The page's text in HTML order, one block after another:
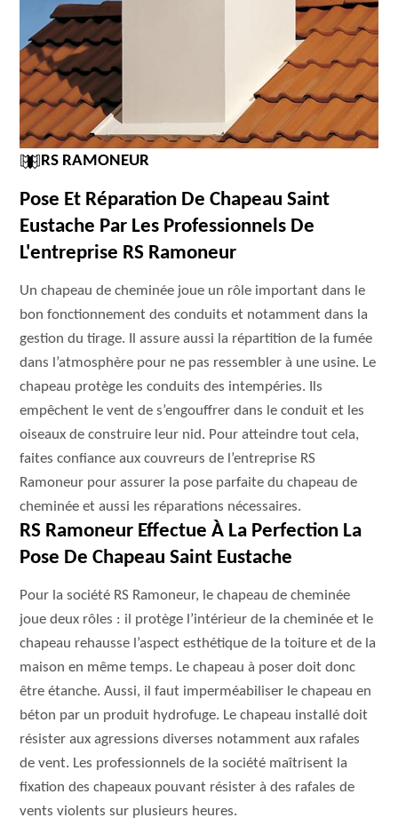
RS RAMONEUR
Pose Et Réparation De Chapeau Saint
Eustache Par Les Professionnels De
L'entreprise RS Ramoneur
Un chapeau de cheminée joue un rôle important dans le
bon fonctionnement des conduits et notamment dans la
gestion du tirage. Il assure aussi la répartition de la fumée
dans l’atmosphère pour ne pas ressembler à une usine. Le
chapeau protège les conduits des intempéries. Ils
empêchent le vent de s’engouffrer dans le conduit et les
oiseaux de construire leur nid. Pour atteindre tout cela,
faites confiance aux couvreurs de l’entreprise RS
Ramoneur pour assurer la pose parfaite du chapeau de
cheminée et aussi les réparations nécessaires.
RS Ramoneur Effectue À La Perfection La
Pose De Chapeau Saint Eustache
Pour la société RS Ramoneur, le chapeau de cheminée
joue deux rôles : il protège l’intérieur de la cheminée et le
chapeau rehausse l’aspect esthétique de la toiture et de la
maison en même temps. Le chapeau à poser doit donc
être étanche. Aussi, il faut imperméabiliser le chapeau en
béton par un produit hydrofuge. Le chapeau installé doit
résister aux agressions diverses notamment aux rafales
de vent. Les professionnels de la société maîtrisent la
fixation des chapeaux pouvant résister à des rafales de
vents violents sur plusieurs heures.